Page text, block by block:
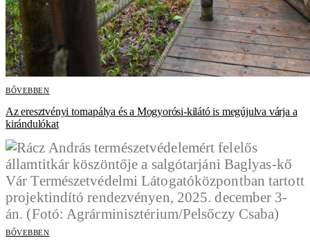
BŐVEBBEN
Az eresztvényi tornapálya és a Mogyorósi-kilátó is megújulva várja a
kirándulókat
BŐVEBBEN